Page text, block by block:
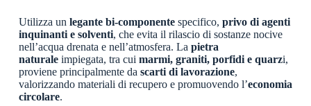
Utilizza un legante bi-componentespecifico, privo di agenti
inquinanti e solventi, che evita il rilascio di sostanze nocive
nell’acqua drenata e nell’atmosfera. La pietra
naturaleimpiegata, tra cui marmi, graniti, porfidi e quarzi,
proviene principalmente da scarti di lavorazione,
valorizzando materiali di recupero e promuovendo l’economia
circolare.